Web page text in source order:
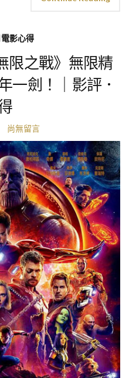
影心得
限之戰》無限精
一劍！｜影評．
尚無留言